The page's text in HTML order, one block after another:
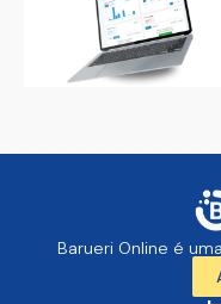
Barueri Online é